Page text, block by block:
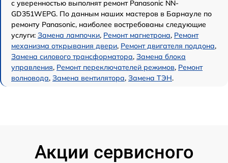
с уверенностью выполнят ремонт Panasonic NN-
GD351WEPG. По данным наших мастеров в Барнауле по
ремонту Panasonic, наиболее востребованы следующие
услуги: Замена лампочки, Ремонт магнетрона, Ремонт
механизма открывания двери, Ремонт двигателя поддона,
Замена силового трансформатора, Замена блока
управления, Ремонт переключателей режимов, Ремонт
волновода, Замена вентилятора, Замена ТЭН.
Акции сервисного